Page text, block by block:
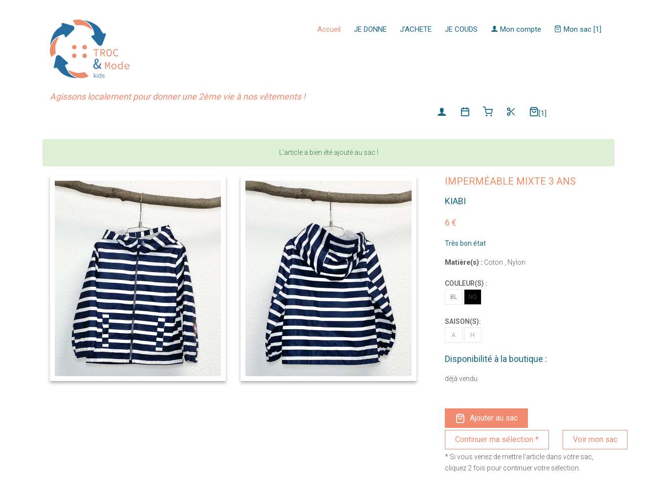
Accueil JE DONNE J'ACHETE JE COUDS Mon compte Mon sac [1]
Agissons localement pour donner une 2ème vie à nos vêtements !
[1]
L'article a bien été ajouté au sac !
IMPERMÉABLE MIXTE 3 ANS
KIABI
6 €
Très bon état
Matière(s) : Coton , Nylon
COULEUR(S) :
BL NO
SAISON(S):
A H
Disponibilité à la boutique :
déjà vendu
Ajouter au sac
Voir mon sac
* Si vous venez de mettre l'article dans votre sac,
cliquez 2 fois pour continuer votre sélection.